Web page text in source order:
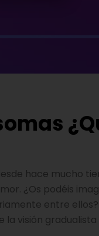
hace mucho
¿Os podéis
entre
la visión